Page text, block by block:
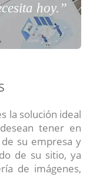
hoy.”
la solución ideal
tener en
su empresa y
de su sitio, ya
de imágenes,